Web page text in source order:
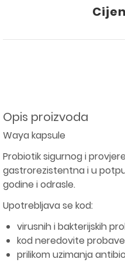
Opis proizvoda
Waya kapsule
Probiotik sigurnog i
gastrorezistentna i u
godine i odrasle.
Upotrebljava se kod:
virusnih i bakterijskih
kod neredovite
prilikom uzimanja